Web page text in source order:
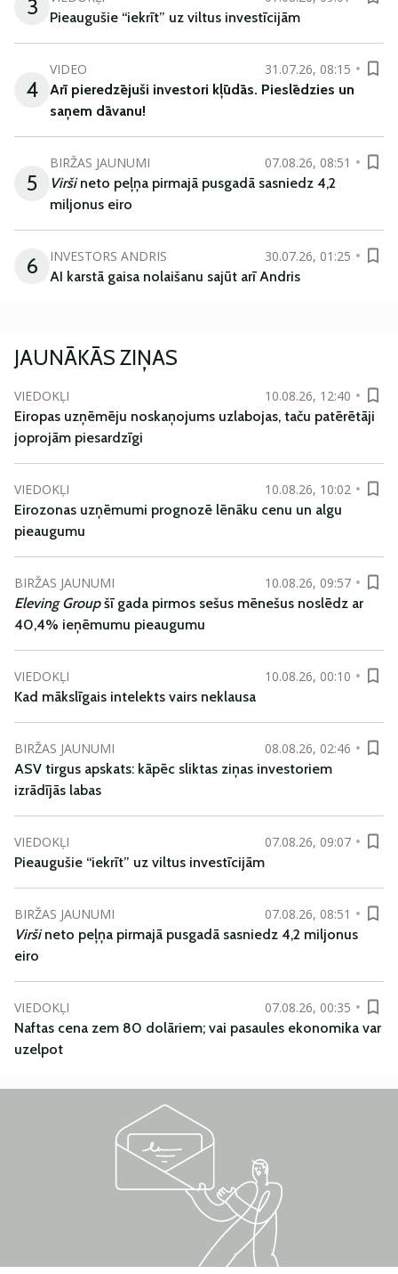
3
Pieaugušie “iekrīt” uz viltus investīcijām
4
VIDEO
31.07.26, 08:15
Arī pieredzējuši investori kļūdās. Pieslēdzies un
saņem dāvanu!
5
BIRŽAS JAUNUMI
07.08.26, 08:51
Viršineto peļņa pirmajā pusgadā sasniedz 4,2
miljonus eiro
6 INVESTORS ANDRIS
30.07.26, 01:25
AI karstā gaisa nolaišanu sajūt arī Andris
JAUNĀKĀS ZIŅAS
VIEDOKĻI
10.08.26, 12:40
Eiropas uzņēmēju noskaņojums uzlabojas, taču patērētāji
joprojām piesardzīgi
VIEDOKĻI
10.08.26, 10:02
Eirozonas uzņēmumi prognozē lēnāku cenu un algu
pieaugumu
BIRŽAS JAUNUMI
10.08.26, 09:57
Eleving Groupšī gada pirmos sešus mēnešus noslēdz ar
40,4% ieņēmumu pieaugumu
VIEDOKĻI
10.08.26, 00:10
Kad mākslīgais intelekts vairs neklausa
BIRŽAS JAUNUMI
08.08.26, 02:46
ASV tirgus apskats: kāpēc sliktas ziņas investoriem
izrādījās labas
VIEDOKĻI
07.08.26, 09:07
Pieaugušie “iekrīt” uz viltus investīcijām
BIRŽAS JAUNUMI
07.08.26, 08:51
Viršineto peļņa pirmajā pusgadā sasniedz 4,2 miljonus
eiro
VIEDOKĻI
07.08.26, 00:35
Naftas cena zem 80 dolāriem; vai pasaules ekonomika var
uzelpot